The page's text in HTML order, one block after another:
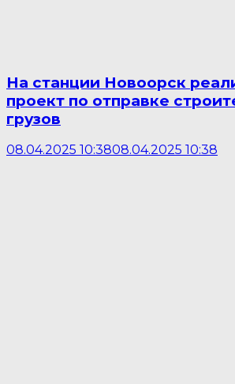
На станции Новоорск
проект по отправке
грузов
08.04.2025 10:3808.04.2025 10:38